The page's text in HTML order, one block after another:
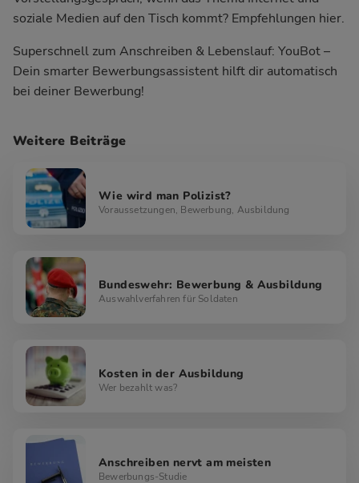
soziale Medien auf den Tisch kommt? Empfehlungen hier.
Superschnell zum Anschreiben & Lebenslauf: YouBot –
Dein smarter Bewerbungsassistent hilft dir automatisch
bei deiner Bewerbung!
Weitere Beiträge
Wie wird man Polizist?
Voraussetzungen, Bewerbung, Ausbildung
Bundeswehr: Bewerbung & Ausbildung
Auswahlverfahren für Soldaten
Kosten in der Ausbildung
Wer bezahlt was?
Anschreiben nervt am meisten
Bewerbungs-Studie